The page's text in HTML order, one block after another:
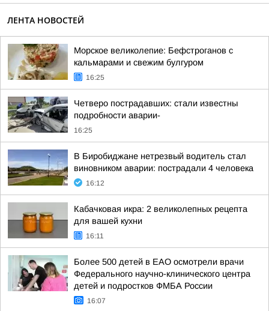
ЛЕНТА НОВОСТЕЙ
Морское великолепие: Бефстроганов с
кальмарами и свежим булгуром
16:25
Четверо пострадавших: стали известны
подробности аварии-
16:25
В Биробиджане нетрезвый водитель стал
виновником аварии: пострадали 4 человека
16:12
Кабачковая икра: 2 великолепных рецепта
для вашей кухни
16:11
Более 500 детей в ЕАО осмотрели врачи
Федерального научно-клинического центра
детей и подростков ФМБА России
16:07